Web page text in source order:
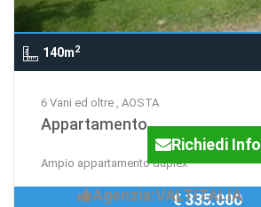
140m2
6 Vani ed oltre , AOSTA
Appartamento
Ampio appartamento duplex
Richiedi Info
Agenzia:VALTITALIA
€ 335.000